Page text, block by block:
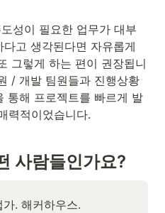
성이 필요한 업무가 대부
고 생각된다면 자유롭게
그렇게 하는 편이 권장됩니
/ 개발 팀원들과 진행상황
통해 프로젝트를 빠르게 발
력적이었습니다.
사람들인가요?
가. 해커하우스.